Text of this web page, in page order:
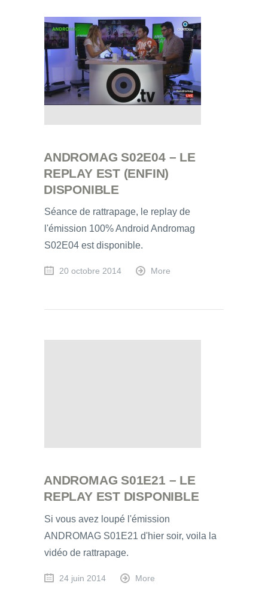
ANDROMAG S02E04 – LE
REPLAY EST (ENFIN)
DISPONIBLE
Séance de rattrapage, le replay de
l'émission 100% Android Andromag
S02E04 est disponible.
20 octobre 2014 More
ANDROMAG S01E21 – LE
REPLAY EST DISPONIBLE
Si vous avez loupé l'émission
ANDROMAG S01E21 d'hier soir, voila la
vidéo de rattrapage.
24 juin 2014 More